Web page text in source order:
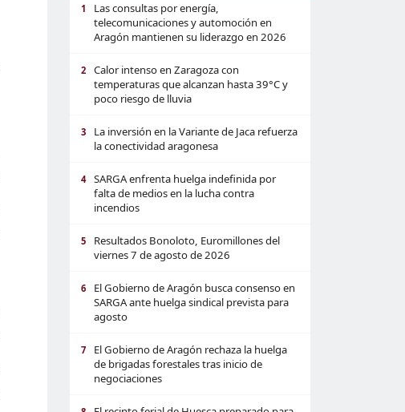
1
Las consultas por energía,
telecomunicaciones y automoción en
Aragón mantienen su liderazgo en 2026
2
Calor intenso en Zaragoza con
temperaturas que alcanzan hasta 39°C y
poco riesgo de lluvia
3
La inversión en la Variante de Jaca refuerza
la conectividad aragonesa
4
SARGA enfrenta huelga indefinida por
falta de medios en la lucha contra
incendios
5
Resultados Bonoloto, Euromillones del
viernes 7 de agosto de 2026
6
El Gobierno de Aragón busca consenso en
SARGA ante huelga sindical prevista para
agosto
7
El Gobierno de Aragón rechaza la huelga
de brigadas forestales tras inicio de
negociaciones